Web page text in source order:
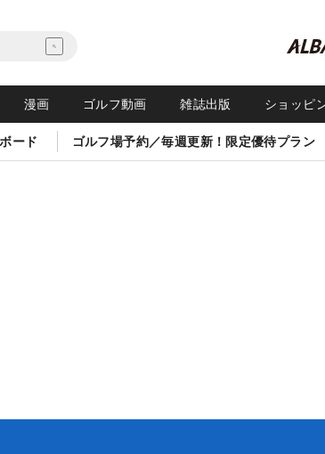
漫画 ゴルフ動画 雑誌出版 ショッピ
ード ゴルフ場予約／毎週更新！限定優待プラン